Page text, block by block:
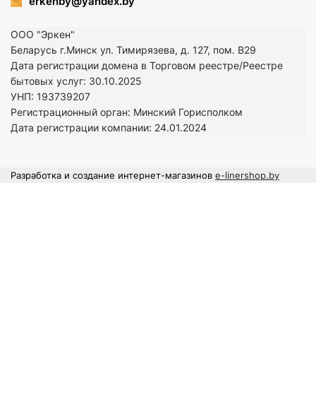
ООО "Эркен"
Беларусь г.Минск ул. Тимирязева, д. 127, пом. В29
Дата регистрации домена в Торговом реестре/Реестре
бытовых услуг: 30.10.2025
УНП: 193739207
Регистрационный орган: Минский Горисполком
Дата регистрации компании: 24.01.2024
Разработка и создание интернет-магазинов e-linershop.by